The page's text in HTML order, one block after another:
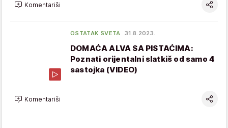
Komentariši
OSTATAK SVETA 31.8.2023.
DOMAĆA ALVA SA PISTAĆIMA:
Poznati orijentalni slatkiš od samo 4
sastojka (VIDEO)
Komentariši